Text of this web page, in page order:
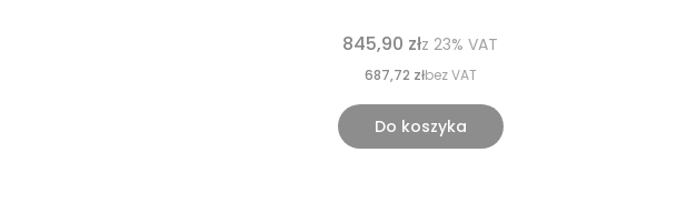
845,90 złz 23% VAT
687,72 złbez VAT
Do koszyka